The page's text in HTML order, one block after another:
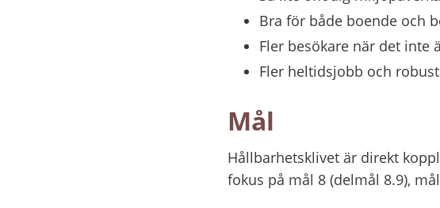
Bra för både boende och
Fler besökare när det inte
Fler heltidsjobb och
Mål
Hållbarhetsklivet är direkt
fokus på mål 8 (delmål 8.9),